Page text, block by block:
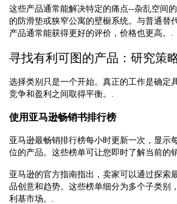
这些产品通常能解决特定的痛点--杂乱空间
的防滑垫或狭窄公寓的壁橱系统。与普通替
产品通常能获得更好的评价，价格也更高。.
寻找有利可图的产品：研究策
选择类别只是一个开始。真正的工作是确定
竞争和盈利之间取得平衡。.
使用亚马逊畅销书排行榜
亚马逊最畅销排行榜每小时更新一次，显示
位的产品。这些榜单可让您即时了解当前的
亚马逊的官方指南指出，卖家可以通过探索
品创意和趋势。这些榜单细分为多个子类别
利基市场。.